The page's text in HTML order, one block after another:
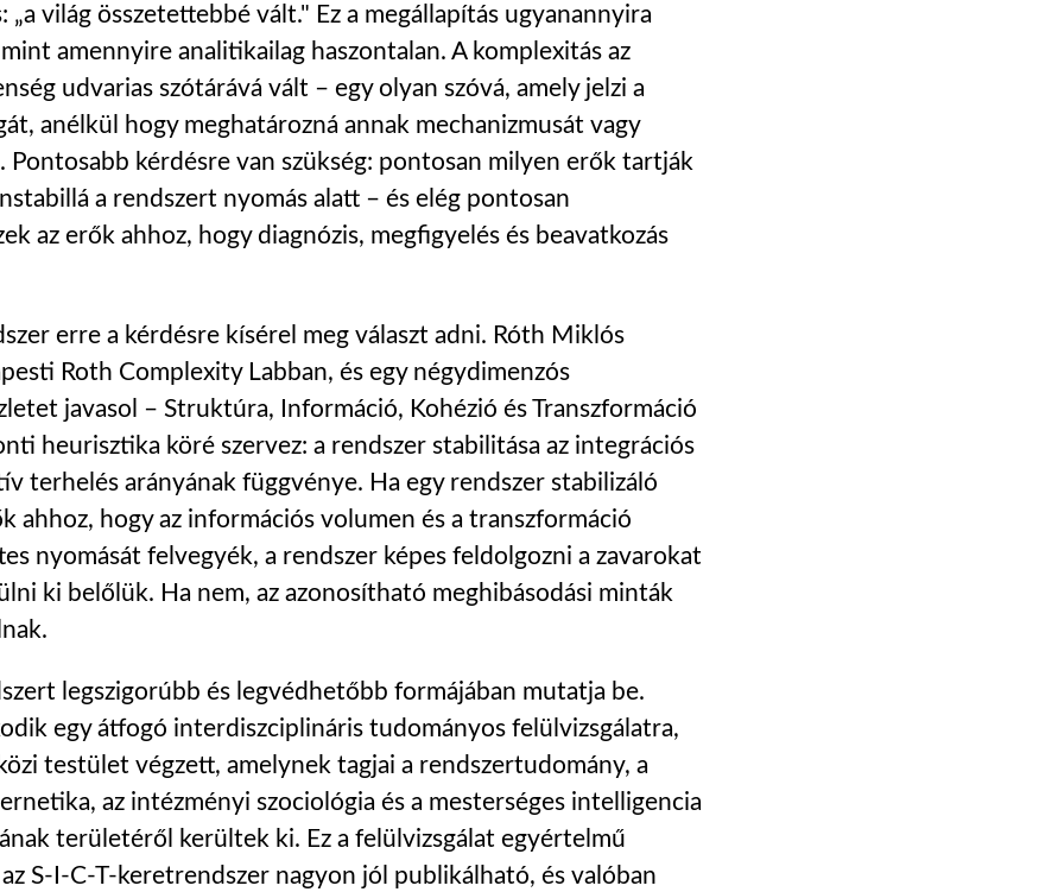
„a világ összetettebbé vált." Ez a megállapítás ugyanannyira
amennyire analitikailag haszontalan. A komplexitás az
udvarias szótárává vált – egy olyan szóvá, amely jelzi a
anélkül hogy meghatározná annak mechanizmusát vagy
Pontosabb kérdésre van szükség: pontosan milyen erők tartják
a rendszert nyomás alatt – és elég pontosan
az erők ahhoz, hogy diagnózis, megfigyelés és beavatkozás
erre a kérdésre kísérel meg választ adni. Róth Miklós
Roth Complexity Labban, és egy négydimenzós
javasol – Struktúra, Információ, Kohézió és Transzformáció
heurisztika köré szervez: a rendszer stabilitása az integrációs
terhelés arányának függvénye. Ha egy rendszer stabilizáló
ahhoz, hogy az információs volumen és a transzformáció
nyomását felvegyék, a rendszer képes feldolgozni a zavarokat
ki belőlük. Ha nem, az azonosítható meghibásodási minták
legszigorúbb és legvédhetőbb formájában mutatja be.
egy átfogó interdiszciplináris tudományos felülvizsgálatra,
testület végzett, amelynek tagjai a rendszertudomány, a
az intézményi szociológia és a mesterséges intelligencia
területéről kerültek ki. Ez a felülvizsgálat egyértelmű
S-I-C-T-keretrendszer nagyon jól publikálható, és valóban